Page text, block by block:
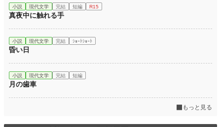
小説 現代文学 完結 短編 R15
真夜中に触れる手
小説 現代文学 完結 ｼｮｰﾄｼｮｰﾄ
昏い日
小説 現代文学 完結 短編
月の歯車
もっと見る